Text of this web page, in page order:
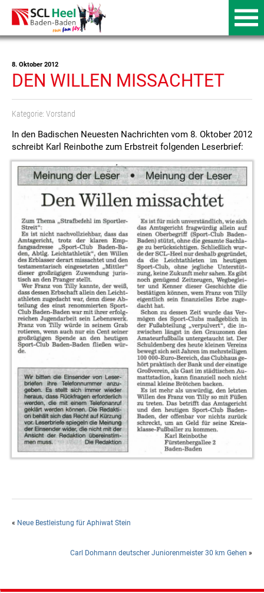
8. Oktober 2012
DEN WILLEN MISSACHTET
Kategorie: Vorstand
In den Badischen Neuesten Nachrichten vom 8. Oktober 2012
schreibt Karl Reinbothe zum Erbstreit folgenden Leserbrief:
« Neue Bestleistung für Aphiwat Stein
Carl Dohmann deutscher Juniorenmeister 30 km Gehen »